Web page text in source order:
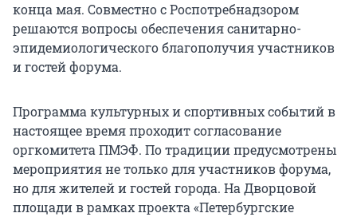
конца мая. Совместно с Роспотребнадзором
решаются вопросы обеспечения санитарно-
эпидемиологического благополучия участников
и гостей форума.
Программа культурных и спортивных событий в
настоящее время проходит согласование
оргкомитета ПМЭФ. По традиции предусмотрены
мероприятия не только для участников форума,
но для жителей и гостей города. На Дворцовой
площади в рамках проекта «Петербургские